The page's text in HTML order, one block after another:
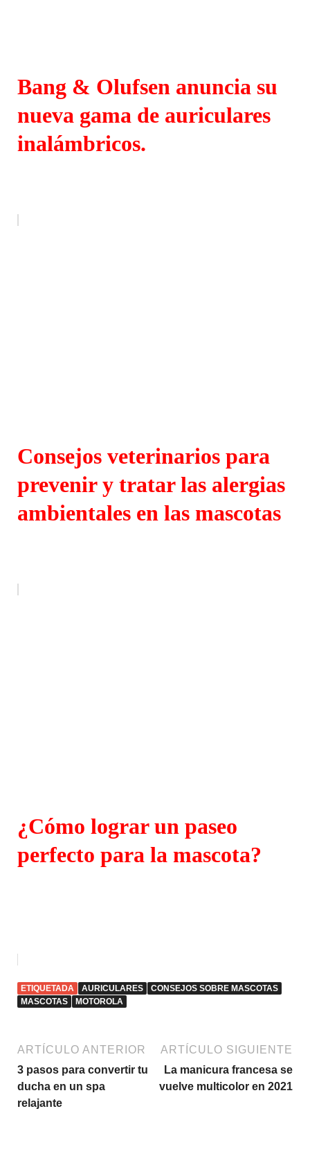
Bang & Olufsen anuncia su
nueva gama de auriculares
inalámbricos.
Consejos veterinarios para
prevenir y tratar las alergias
ambientales en las mascotas
¿Cómo lograr un paseo
perfecto para la mascota?
ETIQUETADA AURICULARES
CONSEJOS SOBRE MASCOTAS
MASCOTAS
MOTOROLA
ARTÍCULO ANTERIOR
3 pasos para convertir tu
ducha en un spa
relajante
ARTÍCULO SIGUIENTE
La manicura francesa se
vuelve multicolor en 2021